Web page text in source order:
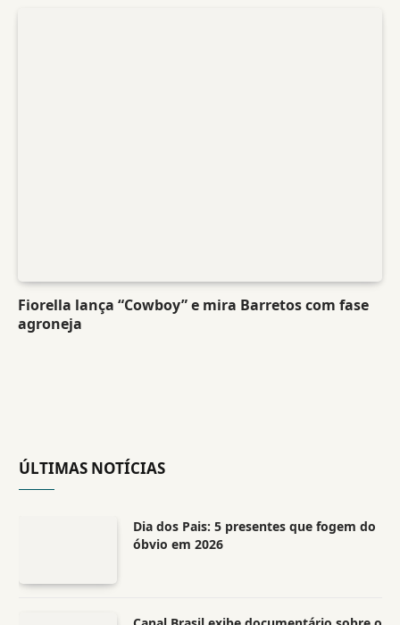
Fiorella lança “Cowboy” e mira Barretos com fase
agroneja
ÚLTIMAS NOTÍCIAS
Dia dos Pais: 5 presentes que fogem do
óbvio em 2026